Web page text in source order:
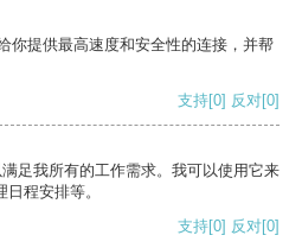
你提供最高速度和安全性的连接，并帮
支持[0] 反对[0]
足我所有的工作需求。我可以使用它来
程安排等。
支持[0] 反对[0]